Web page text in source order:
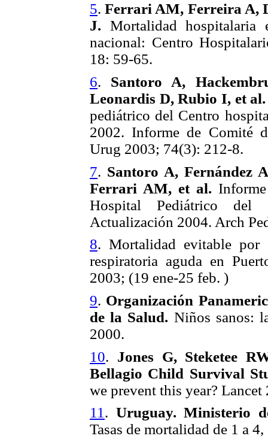
5. Ferrari AM, Ferreira A,
J. Mortalidad hospitalaria
nacional: Centro
18: 59-65.
6. Santoro A,
Leonardis D, Rubio I, et al.
pediátrico del Centro
2002. Informe de Comité
Urug 2003; 74(3): 212-8.
7. Santoro A, Fernández
Ferrari AM, et al.
Hospital Pediátrico del
Actualización 2004. Arch
8. Mortalidad evitable por
respiratoria aguda en
2003; (19 ene-25 feb. )
9. Organización
de la Salud. Niños sanos:
2000.
10. Jones G, Steketee
Bellagio Child Survival
we prevent this year? Lancet
11. Uruguay. Ministerio
Tasas de mortalidad de 1 a